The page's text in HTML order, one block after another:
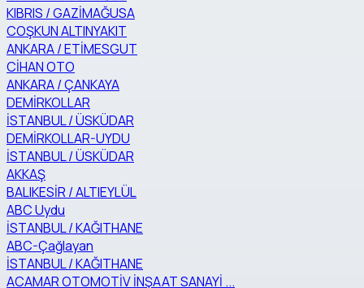
KIBRIS / GAZİMAĞUSA
COŞKUN ALTINYAKIT
ANKARA / ETİMESGUT
CİHAN OTO
ANKARA / ÇANKAYA
DEMİRKOLLAR
İSTANBUL / ÜSKÜDAR
DEMİRKOLLAR-UYDU
İSTANBUL / ÜSKÜDAR
AKKAŞ
BALIKESİR / ALTIEYLÜL
ABC Uydu
İSTANBUL / KAĞITHANE
ABC-Çağlayan
İSTANBUL / KAĞITHANE
ACAMAR OTOMOTİV İNŞAAT SANAYİ ...